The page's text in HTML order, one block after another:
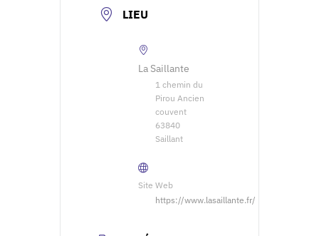
LIEU
La Saillante
1 chemin du
Pirou Ancien
couvent
63840
Saillant
Site Web
https://www.lasaillante.fr/